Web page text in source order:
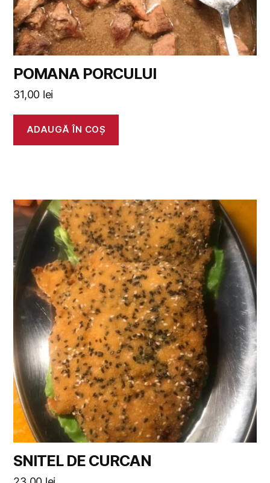
POMANA PORCULUI
31,00 lei
ADAUGĂ ÎN COȘ
SNITEL DE CURCAN